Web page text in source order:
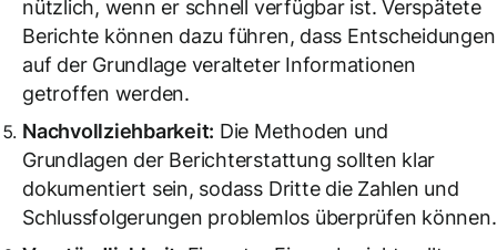
nützlich, wenn er schnell verfügbar ist. Verspätete
Berichte können dazu führen, dass Entscheidungen
auf der Grundlage veralteter Informationen
getroffen werden.
Nachvollziehbarkeit: Die Methoden und
Grundlagen der Berichterstattung sollten klar
dokumentiert sein, sodass Dritte die Zahlen und
Schlussfolgerungen problemlos überprüfen können.